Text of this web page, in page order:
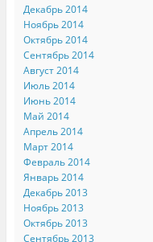
Декабрь 2014
Ноябрь 2014
Октябрь 2014
Сентябрь 2014
Август 2014
Июль 2014
Июнь 2014
Май 2014
Апрель 2014
Март 2014
Февраль 2014
Январь 2014
Декабрь 2013
Ноябрь 2013
Октябрь 2013
Сентябрь 2013